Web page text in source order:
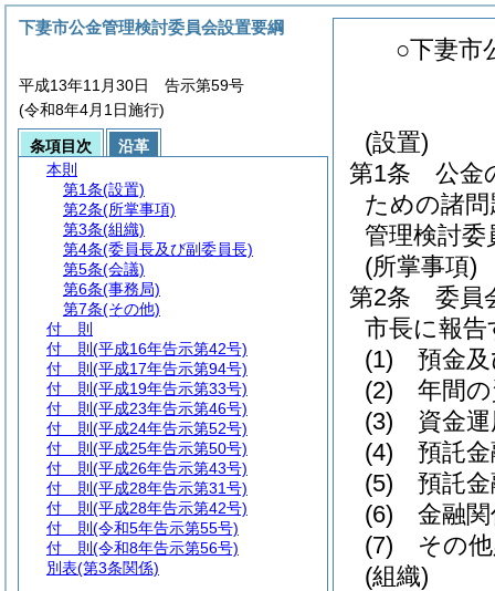
○下妻市
(設置)
第1条
公金
ための諸
管理検討委
(所掌事項)
第2条
委員
市長に報告
(1)
預金
(2)
年間
(3)
資金
(4)
預託
(5)
預託
(6)
金融
(7)
その
(組織)
下妻市公金管理検討委員会設置要綱
平成13年11月30日 告示第59号
(令和8年4月1日施行)
条項目次
沿革
本則
第1条(設置)
第2条(所掌事項)
第3条(組織)
第4条(委員長及び副委員長)
第5条(会議)
第6条(事務局)
第7条(その他)
付 則
付 則 (平成16年告示第42号)
付 則 (平成17年告示第94号)
付 則 (平成19年告示第33号)
付 則 (平成23年告示第46号)
付 則 (平成24年告示第52号)
付 則 (平成25年告示第50号)
付 則 (平成26年告示第43号)
付 則 (平成28年告示第31号)
付 則 (平成28年告示第42号)
付 則 (令和5年告示第55号)
付 則 (令和8年告示第56号)
別表(第3条関係)